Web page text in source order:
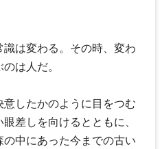
は変わる。その時、変わ
は人だ。
したかのように目をつむ
差しを向けるとともに、
中にあった今までの古い